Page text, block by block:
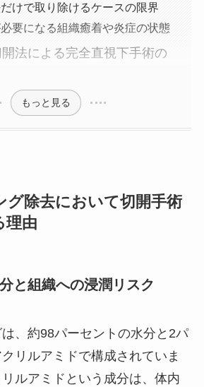
けで取り除けるケースの限界
要になる組織癒着や炎症の状態
法による完全直視下手術の
もっと見る
グ除去において切開手術
理由
と組織への浸潤リスク
、約98パーセントの水分と2パ
リルアミドで構成されていま
ルアミドという成分は、体内